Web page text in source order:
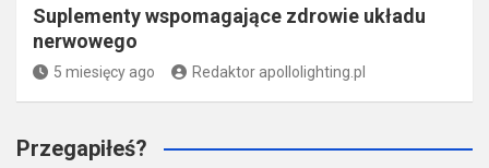
Suplementy wspomagające zdrowie układu
nerwowego
5 miesięcy ago Redaktor apollolighting.pl
Przegapiłeś?